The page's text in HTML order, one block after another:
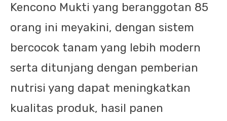
Kencono Mukti yang beranggotan 85
orang ini meyakini, dengan sistem
bercocok tanam yang lebih modern
serta ditunjang dengan pemberian
nutrisi yang dapat meningkatkan
kualitas produk, hasil panen